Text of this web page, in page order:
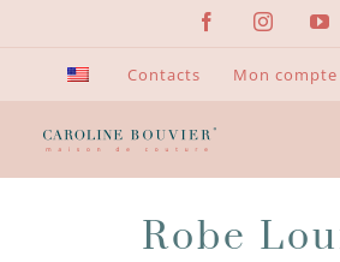
contenu
Facebook
Contacts Mon compte
Robe